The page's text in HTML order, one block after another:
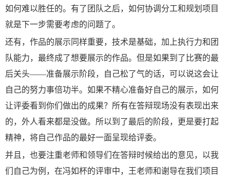
如何难以胜任的。有了团队之后，如何协调分工和规划项目
就是下一步需要考虑的问题了。
还有，作品的展示同样重要，技术是基础，加上执行力和团
队能力，最终成了想要展示的作品。但是如果到了比赛的最
后关头——准备展示阶段，自己松了气的话，可以说这会让
自己的努力事倍功半。如果不精心准备好自己的展示，如何
让评委看到你们做出的成果？所有在答辩现场没有表现出来
的，外人看来都是没做。所以到了最后的阶段，更是要打起
精神，将自己作品的最好一面呈现给评委。
并且，也要注重老师和领导们在答辩时候给出的意见，以我
们自己为例，在冯如杯的评审中，王老师和谢导在我们项目